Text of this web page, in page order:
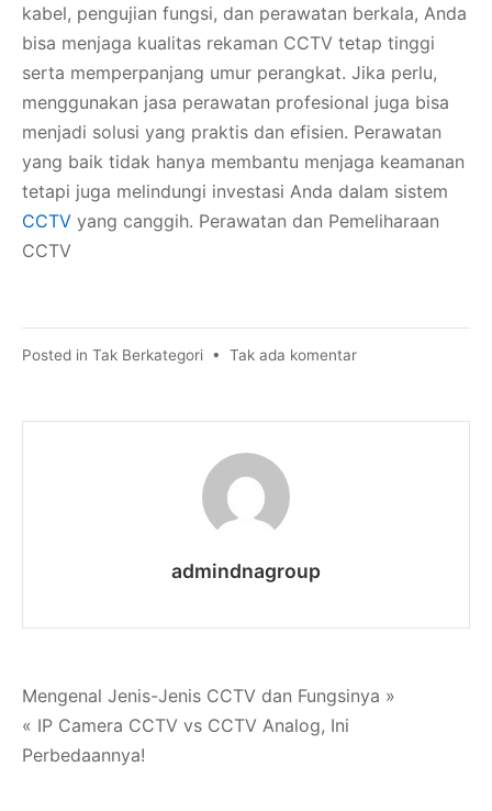
kabel, pengujian fungsi, dan perawatan berkala, Anda
bisa menjaga kualitas rekaman CCTV tetap tinggi
serta memperpanjang umur perangkat. Jika perlu,
menggunakan jasa perawatan profesional juga bisa
menjadi solusi yang praktis dan efisien. Perawatan
yang baik tidak hanya membantu menjaga keamanan
tetapi juga melindungi investasi Anda dalam sistem
CCTV yang canggih. Perawatan dan Pemeliharaan
CCTV
Posted in Tak Berkategori • Tak ada komentarpada
admindnagroup
Navigasi
pos
Mengenal Jenis-Jenis CCTV dan Fungsinya »
« IP Camera CCTV vs CCTV Analog, Ini
Perbedaannya!